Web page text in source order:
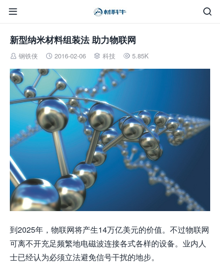


新型纳米材料组装法 助力物联网
 钢铁侠  2016-02-06  科技  5.85K
到2025年，物联网将产生14万亿美元的价值。不过物联网
可离不开充足频繁地电磁波连接各式各样的设备。业内人
士已经认为必须立法避免信号干扰的地步。